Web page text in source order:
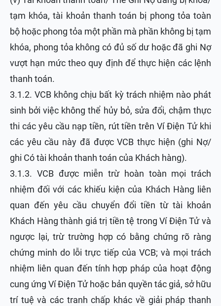
tạm khóa, tài khoản thanh toán bị phong tỏa toàn
bộ hoặc phong tỏa một phần mà phần không bị tạm
khóa, phong tỏa không có đủ số dư hoặc đã ghi Nợ
vượt hạn mức theo quy định để thực hiện các lệnh
thanh toán.
3.1.2. VCB không chịu bất kỳ trách nhiệm nào phát
sinh bởi việc không thể hủy bỏ, sửa đổi, chậm thực
thi các yêu cầu nạp tiền, rút tiền trên Ví Điện Tử khi
các yêu cầu này đã được VCB thực hiện (ghi Nợ/
ghi Có tài khoản thanh toán của Khách hàng).
3.1.3. VCB được miễn trừ hoàn toàn mọi trách
nhiệm đối với các khiếu kiện của Khách Hàng liên
quan đến yêu cầu chuyển đổi tiền từ tài khoản
Khách Hàng thành giá trị tiền tệ trong Ví Điện Tử và
ngược lại, trừ trường hợp có bằng chứng rõ ràng
chứng minh do lỗi trực tiếp của VCB; và mọi trách
nhiệm liên quan đến tính hợp pháp của hoạt động
cung ứng Ví Điện Tử hoặc bản quyền tác giả, sở hữu
trí tuệ và các tranh chấp khác về giải pháp thanh